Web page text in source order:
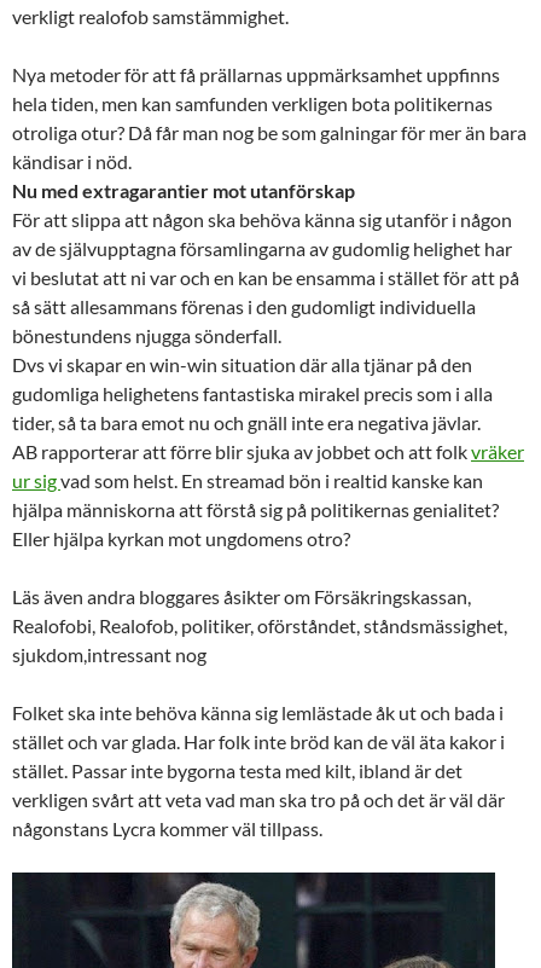
verkligt realofob samstämmighet.
Nya metoder för att få prällarnas uppmärksamhet uppfinns
hela tiden, men kan samfunden verkligen bota politikernas
otroliga otur? Då får man nog be som galningar för mer än bara
kändisar i nöd.
Nu med extragarantier mot utanförskap
För att slippa att någon ska behöva känna sig utanför i någon
av de självupptagna församlingarna av gudomlig helighet har
vi beslutat att ni var och en kan be ensamma i stället för att på
så sätt allesammans förenas i den gudomligt individuella
bönestundens njugga sönderfall.
Dvs vi skapar en win-win situation där alla tjänar på den
gudomliga helighetens fantastiska mirakel precis som i alla
tider, så ta bara emot nu och gnäll inte era negativa jävlar.
AB rapporterar att förre blir sjuka av jobbet och att folkvräker
ur sigvad som helst. En streamad bön i realtid kanske kan
hjälpa människorna att förstå sig på politikernas genialitet?
Eller hjälpa kyrkan mot ungdomens otro?
Läs även andra bloggares åsikter om Försäkringskassan,
Realofobi, Realofob, politiker, oförståndet, ståndsmässighet,
sjukdom,intressant nog
Folket ska inte behöva känna sig lemlästade åk ut och bada i
stället och var glada. Har folk inte bröd kan de väl äta kakor i
stället. Passar inte bygorna testa med kilt, ibland är det
verkligen svårt att veta vad man ska tro på och det är väl där
någonstans Lycra kommer väl tillpass.